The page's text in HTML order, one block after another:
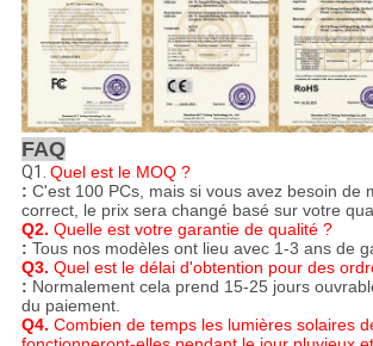
FAQ
Q1. Quel est le MOQ ?
: C'est 100 PCs, mais si vous avez besoin de
correct, le prix sera changé basé sur votre
Q2. Quelle est votre garantie de qualité ?
: Tous nos modèles ont lieu avec 1-3 ans de
Q3. Quel est le délai d'obtention pour des
: Normalement cela prend 15-25 jours
du paiement.
Q4. Combien de temps les lumières solaires